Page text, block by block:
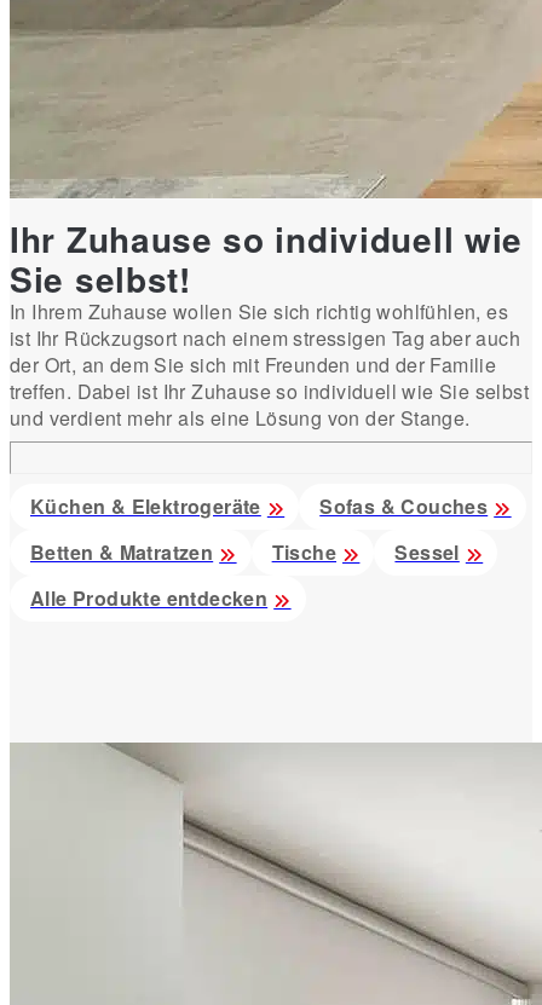
Ihr Zuhause so individuell wie
Sie selbst!
In Ihrem Zuhause wollen Sie sich richtig wohlfühlen, es
ist Ihr Rückzugsort nach einem stressigen Tag aber auch
der Ort, an dem Sie sich mit Freunden und der Familie
treffen. Dabei ist Ihr Zuhause so individuell wie Sie selbst
und verdient mehr als eine Lösung von der Stange.
Küchen & Elektrogeräte
Sofas & Couches
Betten & Matratzen
Tische
Sessel
Alle Produkte entdecken